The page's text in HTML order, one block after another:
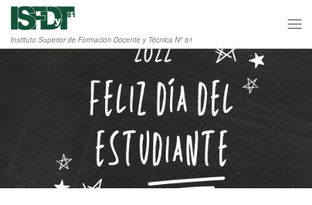
Saltar al contenido
Instituto Superior de Formación Docente y Técnica Nº 81